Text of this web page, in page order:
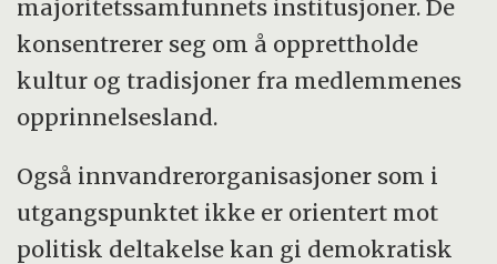
majoritetssamfunnets institusjoner. De
konsentrerer seg om å opprettholde
kultur og tradisjoner fra medlemmenes
opprinnelsesland.
Også innvandrerorganisasjoner som i
utgangspunktet ikke er orientert mot
politisk deltakelse kan gi demokratisk